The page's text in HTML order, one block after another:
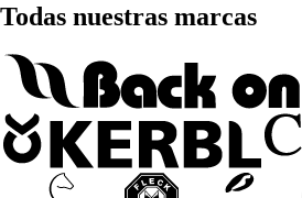
Todas nuestras marcas